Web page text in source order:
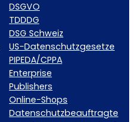
DSGVO
TDDDG
DSG Schweiz
US-Datenschutzgesetze
PIPEDA/CPPA
Enterprise
Publishers
Online-Shops
Datenschutzbeauftragte